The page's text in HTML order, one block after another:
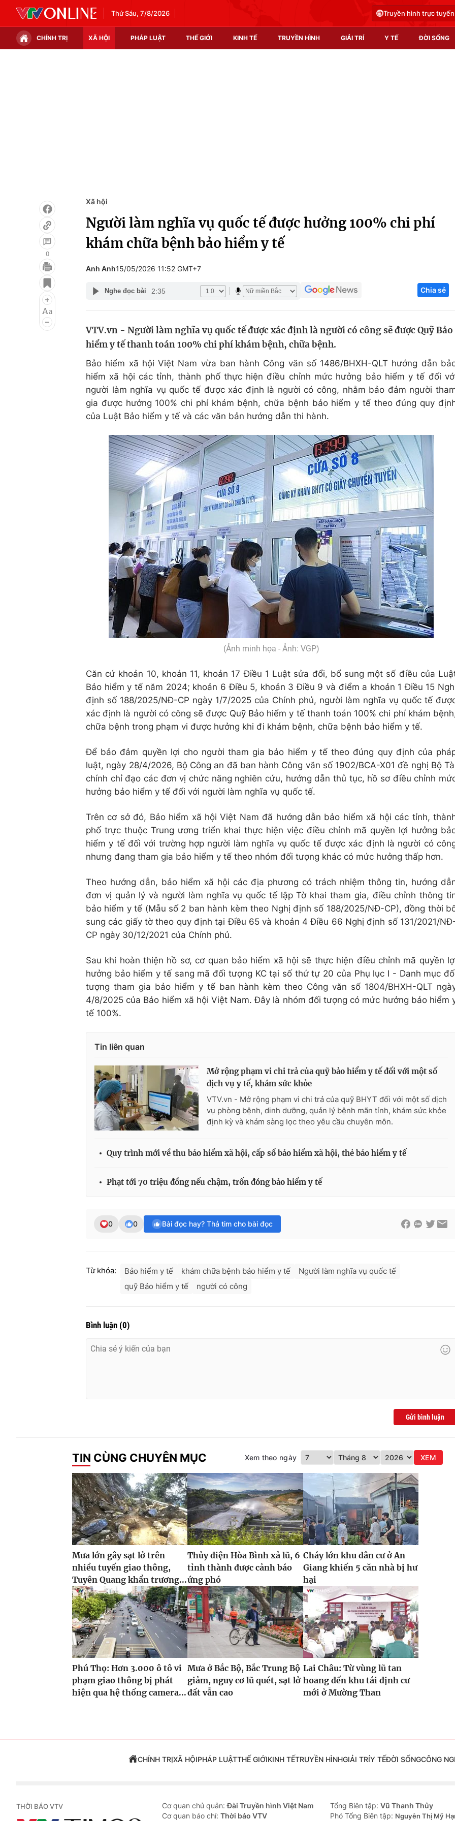
Thứ Sáu, 7/8/2026 Truyền hình trực tuyến
CHÍNH TRỊ XÃ HỘI PHÁP LUẬT THẾ GIỚI KINH TẾ TRUYỀN HÌNH GIẢI TRÍ Y TẾ ĐỜI SỐNG
Infographic
Điện ảnh
Âm nhạc
Du lịch
Chất lượng cuộc sống
Tuyển sinh
Hitech Công
Thị trường
0
Xã hội
Người làm nghĩa vụ quốc tế được hưởng 100% chi phí
khám chữa bệnh bảo hiểm y tế
Anh Anh15/05/2026 11:52 GMT+7
Nghe đọc bài 2:35 Chia sẻ
VTV.vn - Người làm nghĩa vụ quốc tế được xác định là người có công sẽ được Quỹ Bảo
hiểm y tế thanh toán 100% chi phí khám bệnh, chữa bệnh.
Bảo hiểm xã hội Việt Nam vừa ban hành Công văn số 1486/BHXH-QLT hướng dẫn
hiểm xã hội các tỉnh, thành phố thực hiện điều chỉnh mức hưởng bảo hiểm y tế đối
người làm nghĩa vụ quốc tế được xác định là người có công, nhằm bảo đảm người
gia được hưởng 100% chi phí khám bệnh, chữa bệnh bảo hiểm y tế theo đúng quy
của Luật Bảo hiểm y tế và các văn bản hướng dẫn thi hành.
(Ảnh minh họa - Ảnh: VGP)
Căn cứ khoản 10, khoản 11, khoản 17 Điều 1 Luật sửa đổi, bổ sung một số điều của
Bảo hiểm y tế năm 2024; khoản 6 Điều 5, khoản 3 Điều 9 và điểm a khoản 1 Điều 15
định số 188/2025/NĐ-CP ngày 1/7/2025 của Chính phủ, người làm nghĩa vụ quốc tế
xác định là người có công sẽ được Quỹ Bảo hiểm y tế thanh toán 100% chi phí khám
chữa bệnh trong phạm vi được hưởng khi đi khám bệnh, chữa bệnh bảo hiểm y tế.
Để bảo đảm quyền lợi cho người tham gia bảo hiểm y tế theo đúng quy định của
luật, ngày 28/4/2026, Bộ Công an đã ban hành Công văn số 1902/BCA-X01 đề nghị Bộ
chính chỉ đạo các đơn vị chức năng nghiên cứu, hướng dẫn thủ tục, hồ sơ điều chỉnh
hưởng bảo hiểm y tế đối với người làm nghĩa vụ quốc tế.
Trên cơ sở đó, Bảo hiểm xã hội Việt Nam đã hướng dẫn bảo hiểm xã hội các tỉnh,
phố trực thuộc Trung ương triển khai thực hiện việc điều chỉnh mã quyền lợi hưởng
hiểm y tế đối với trường hợp người làm nghĩa vụ quốc tế được xác định là người có
nhưng đang tham gia bảo hiểm y tế theo nhóm đối tượng khác có mức hưởng thấp hơn.
Theo hướng dẫn, bảo hiểm xã hội các địa phương có trách nhiệm thông tin, hướng
đơn vị quản lý và người làm nghĩa vụ quốc tế lập Tờ khai tham gia, điều chỉnh thông
bảo hiểm y tế (Mẫu số 2 ban hành kèm theo Nghị định số 188/2025/NĐ-CP), đồng thời
sung các giấy tờ theo quy định tại Điều 65 và khoản 4 Điều 66 Nghị định số 131/2021/
CP ngày 30/12/2021 của Chính phủ.
Sau khi hoàn thiện hồ sơ, cơ quan bảo hiểm xã hội sẽ thực hiện điều chỉnh mã quyền
hưởng bảo hiểm y tế sang mã đối tượng KC tại số thứ tự 20 của Phụ lục I - Danh mục
tượng tham gia bảo hiểm y tế ban hành kèm theo Công văn số 1804/BHXH-QLT
4/8/2025 của Bảo hiểm xã hội Việt Nam. Đây là nhóm đối tượng có mức hưởng bảo hiểm
tế 100%.
Tin liên quan
Mở rộng phạm vi chi trả của quỹ bảo hiểm y tế đối với một số
dịch vụ y tế, khám sức khỏe
VTV.vn - Mở rộng phạm vi chi trả của quỹ BHYT đối với một số dịch
vụ phòng bệnh, dinh dưỡng, quản lý bệnh mãn tính, khám sức khỏe
định kỳ và khám sàng lọc theo yêu cầu chuyên môn.
Quy trình mới về thu bảo hiểm xã hội, cấp sổ bảo hiểm xã hội, thẻ bảo hiểm y tế
Phạt tới 70 triệu đồng nếu chậm, trốn đóng bảo hiểm y tế
0 0 Bài đọc hay? Thả tim cho bài đọc
Từ khóa: Bảo hiểm y tế khám chữa bệnh bảo hiểm y tế
Người làm nghĩa vụ quốc tế
quỹ Bảo hiểm y tế
người có công
Bình luận (0)
Gửi bình luận
TIN CÙNG CHUYÊN MỤC Xem theo ngày XEM
Mưa lớn gây sạt lở trên
nhiều tuyến giao thông,
Tuyên Quang khẩn trương...
Thủy điện Hòa Bình xả lũ, 6
tỉnh thành được cảnh báo
ứng phó
Cháy lớn khu dân cư ở An
Giang khiến 5 căn nhà bị hư
hại
Phú Thọ: Hơn 3.000 ô tô vi
phạm giao thông bị phát
hiện qua hệ thống camera...
Mưa ở Bắc Bộ, Bắc Trung Bộ
giảm, nguy cơ lũ quét, sạt lở
đất vẫn cao
Lai Châu: Từ vùng lũ tan
hoang đến khu tái định cư
mới ở Mường Than
CHÍNH TRỊXÃ HỘIPHÁP LUẬTTHẾ GIỚIKINH TẾTRUYỀN HÌNHGIẢI TRÍY TẾĐỜI SỐNGCÔNG
THỜI BÁO VTV Cơ quan chủ quản:Đài Truyền hình Việt Nam
Cơ quan báo chí: Thời báo VTV
Tổng Biên tập: Vũ Thanh Thủy
Phó Tổng Biên tập: Nguyễn Thị Mỹ